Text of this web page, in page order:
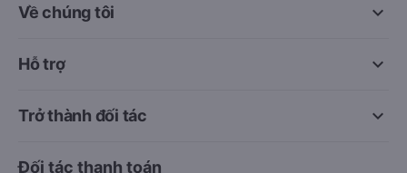
keyboard_arrow_down
Về chúng tôi
keyboard_arrow_down
Hỗ trợ
keyboard_arrow_down
Trở thành đối tác
Đối tác thanh toán